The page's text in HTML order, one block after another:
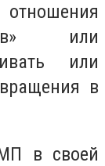
или
или
в
в своей